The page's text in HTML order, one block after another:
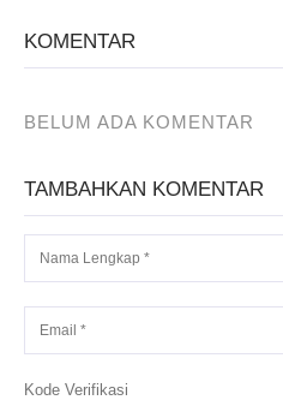
KOMENTAR
BELUM ADA KOMENTAR
TAMBAHKAN KOMENTAR
Kode Verifikasi